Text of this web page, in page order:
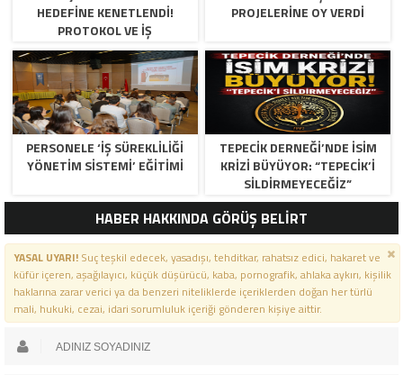
HEDEFİNE KENETLENDİ!
PROTOKOL VE İŞ
DÜNYASINDAN BASKETBOL
TAKIMINA TAM DESTEK…
PROJELERİNE OY VERDİ
PERSONELE ‘İŞ SÜREKLİLİĞİ
YÖNETİM SİSTEMİ’ EĞİTİMİ
TEPECİK DERNEĞİ’NDE İSİM
KRİZİ BÜYÜYOR: “TEPECİK’İ
SİLDİRMEYECEĞİZ”
HABER HAKKINDA GÖRÜŞ BELİRT
YASAL UYARI!Suç teşkil edecek, yasadışı, tehditkar, rahatsız edici, hakaret ve
küfür içeren, aşağılayıcı, küçük düşürücü, kaba, pornografik, ahlaka aykırı, kişilik
haklarına zarar verici ya da benzeri niteliklerde içeriklerden doğan her türlü
mali, hukuki, cezai, idari sorumluluk içeriği gönderen kişiye aittir.